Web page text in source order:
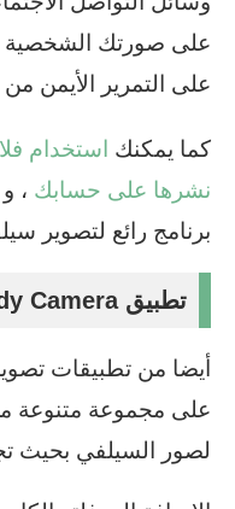
على صورتك الشخصية
على التمرير الأيمن
كما يمكنك استخدام
نشرها على حسابك ،
برنامج رائع لتصوير
تطبيق Candy Camera
أيضا من تطبيقات
على مجموعة متنوعة
لصور السيلفي بحيث